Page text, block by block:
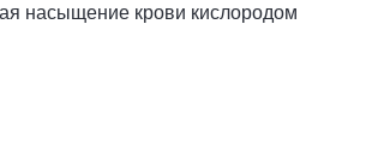
насыщение крови кислородом